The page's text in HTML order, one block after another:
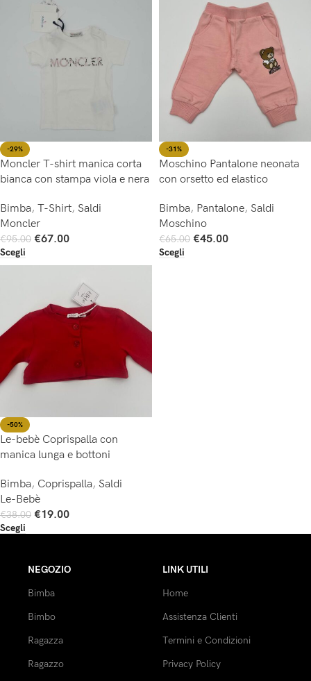
-29%
Moncler T-shirt manica corta
bianca con stampa viola e nera
Bimba, T-Shirt, Saldi
Moncler
€95.00 €67.00
Scegli
-31%
Moschino Pantalone neonata
con orsetto ed elastico
Bimba, Pantalone, Saldi
Moschino
€65.00 €45.00
Scegli
-50%
Le-bebè Coprispalla con
manica lunga e bottoni
Bimba, Coprispalla, Saldi
Le-Bebè
€38.00 €19.00
Scegli
NEGOZIO
Bimba
Bimbo
Ragazza
Ragazzo
LINK UTILI
Home
Assistenza Clienti
Termini e Condizioni
Privacy Policy